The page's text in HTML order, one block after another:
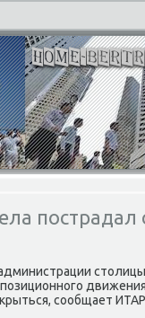
пострадал
столицы
сообщает